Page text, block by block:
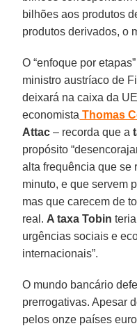
bilhões aos produtos
produtos derivados, o
O “enfoque por
ministro austríaco de
deixará na caixa da
economista Thomas
Attac – recorda que a
propósito
alta frequência que se
minuto, e que servem
mas que carecem de
real. A taxa Tobin
urgências sociais e
internacionais”.
O mundo bancário
prerrogativas. Apesar
pelos onze países